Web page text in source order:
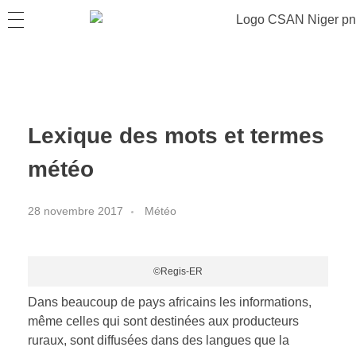
Lexique des mots et termes
météo
28 novembre 2017 Météo
©Regis-ER
Dans beaucoup de pays africains les informations,
même celles qui sont destinées aux producteurs
ruraux, sont diffusées dans des langues que la